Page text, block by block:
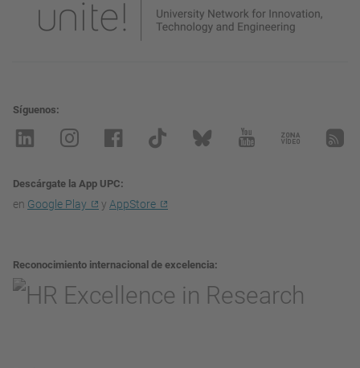
Síguenos
Descárgate la App UPC
en Google Play y AppStore
Reconocimiento internacional de excelencia